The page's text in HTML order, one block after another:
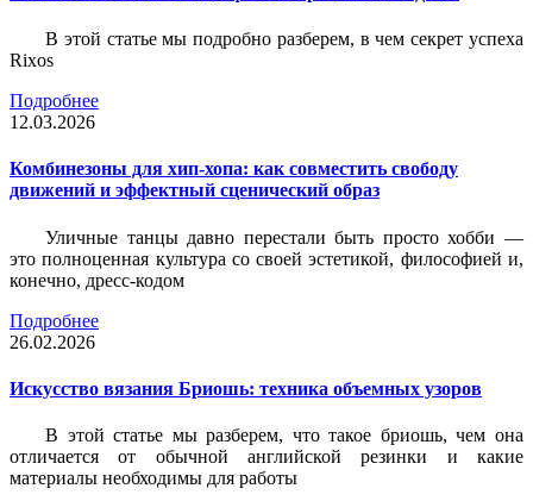
В этой статье мы подробно разберем, в чем секрет успеха
Rixos
Подробнее
12.03.2026
Комбинезоны для хип-хопа: как совместить свободу
движений и эффектный сценический образ
Уличные танцы давно перестали быть просто хобби —
это полноценная культура со своей эстетикой, философией и,
конечно, дресс-кодом
Подробнее
26.02.2026
Искусство вязания Бриошь: техника объемных узоров
В этой статье мы разберем, что такое бриошь, чем она
отличается от обычной английской резинки и какие
материалы необходимы для работы